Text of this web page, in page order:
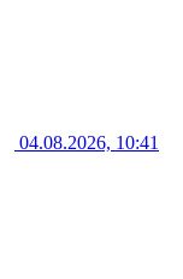
04.08.2026, 10:41